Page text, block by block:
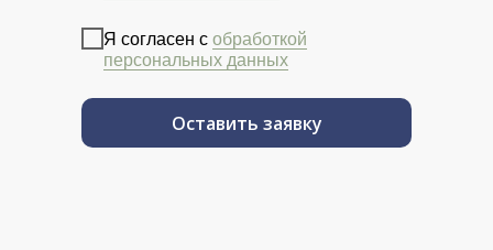
Я согласен с обработкой
персональных данных
Оставить заявку